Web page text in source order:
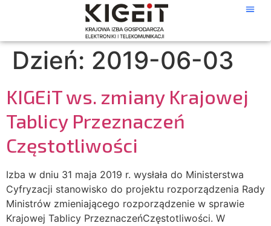
Dzień: 2019-06-03
KIGEiT ws. zmiany Krajowej
Tablicy Przeznaczeń
Częstotliwości
Izba w dniu 31 maja 2019 r. wysłała do Ministerstwa
Cyfryzacji stanowisko do projektu rozporządzenia Rady
Ministrów zmieniającego rozporządzenie w sprawie
Krajowej Tablicy PrzeznaczeńCzęstotliwości. W